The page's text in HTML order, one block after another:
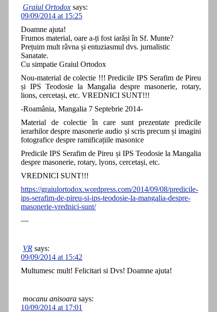
Graiul Ortodox says:
09/09/2014 at 15:25
Doamne ajuta!
Frumos material, oare a-ți fost iarăși în Sf. Munte?
Prețuim mult râvna și entuziasmul dvs. jurnalistic
Sanatate.
Cu simpatie Graiul Ortodox
Nou-material de colectie !!! Predicile IPS Serafim de Pireu
și IPS Teodosie la Mangalia despre masonerie, rotary,
lions, cercetași, etc. VREDNICI SUNT!!!
-Roamânia, Mangalia 7 Septebrie 2014-
Material de colectie în care sunt prezentate predicile
ierarhilor despre masonerie audio și scris precum și imagini
fotografice despre ramificațiile masonice
Predicile IPS Serafim de Pireu și IPS Teodosie la Mangalia
despre masonerie, rotary, lyons, cercetași, etc.
VREDNICI SUNT!!!
https://graiulortodox.wordpress.com/2014/09/08/predicile-
ips-serafim-de-pireu-si-ips-teodosie-la-mangalia-despre-
masonerie-vrednici-sunt/
—
VR says:
09/09/2014 at 15:42
Multumesc mult! Felicitari si Dvs! Doamne ajuta!
mocanu anisoara says:
10/09/2014 at 17:01